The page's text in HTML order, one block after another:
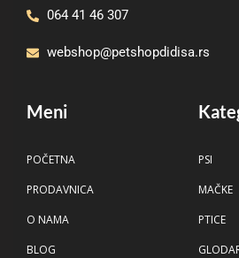
064 41 46 307
webshop@petshopdidisa.rs
Meni
POČETNA
PRODAVNICA
O NAMA
BLOG
PSI
MAČKE
PTICE